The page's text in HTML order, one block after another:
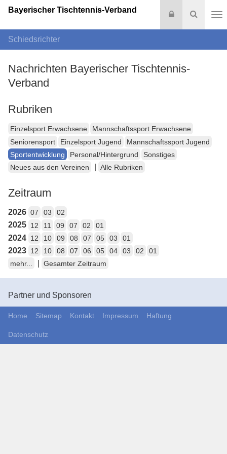
Suche
Login
Bayerischer Tischtennis-Verband
Schiedsrichter
Nachrichten Bayerischer Tischtennis-
Verband
Rubriken
Einzelsport Erwachsene
Mannschaftssport Erwachsene
Seniorensport
Einzelsport Jugend
Mannschaftssport Jugend
Sportentwicklung
Personal/Hintergrund
Sonstiges
Neues aus den Vereinen
Alle Rubriken
Zeitraum
2026 07 03 02
2025 12 11 09 07 02 01
2024 12 10 09 08 07 05 03 01
2023 12 10 08 07 06 05 04 03 02
01
mehr...
Gesamter Zeitraum
Partner und Sponsoren
Home Sitemap Kontakt Impressum Haftung
Datenschutz